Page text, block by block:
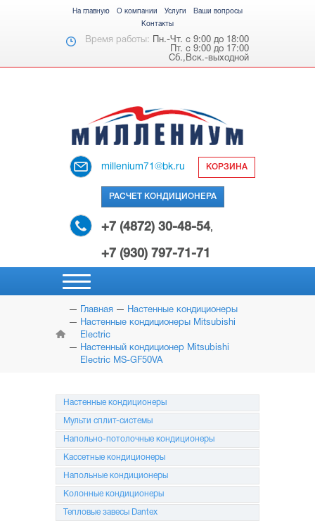
На главную О компании Услуги
Ваши вопросы
Контакты
Время работы: Пн.-Чт. с 9:00 до 18:00
Пт. с 9:00 до 17:00
Сб.,Вск.-выходной
millenium71@bk.ru КОРЗИНА
РАСЧЕТ КОНДИЦИОНЕРА
+7 (4872) 30-48-54,
+7 (930) 797-71-71
НАСТЕННЫЕ
КОНДИЦИОНЕРЫ
МУЛЬТИ
СПЛИТ-СИСТЕМЫ
КАССЕТНЫЕ
КОНДИЦИОНЕРЫ
КОЛОННЫЕ
КОНДИЦИОНЕРЫ
МОБИЛЬНЫЕ
КОНДИЦИОНЕРЫ
Главная
Настенные кондиционеры
Настенные кондиционеры Mitsubishi
Electric
Настенный кондиционер Mitsubishi
Electric MS-GF50VA
Настенные кондиционеры
Мульти сплит-системы
Напольно-потолочные кондиционеры
Кассетные кондиционеры
Напольные кондиционеры
Колонные кондиционеры
Тепловые завесы Dantex